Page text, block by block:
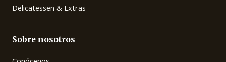
Delicatessen & Extras
Sobre nosotros